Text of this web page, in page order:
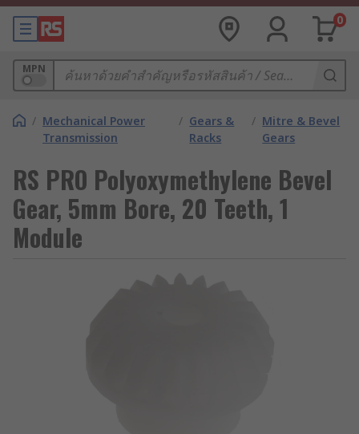
0
MPN
/ Mechanical Power
Transmission
/ Gears &
Racks
/ Mitre & Bevel
Gears
RS PRO Polyoxymethylene Bevel
Gear, 5mm Bore, 20 Teeth, 1
Module